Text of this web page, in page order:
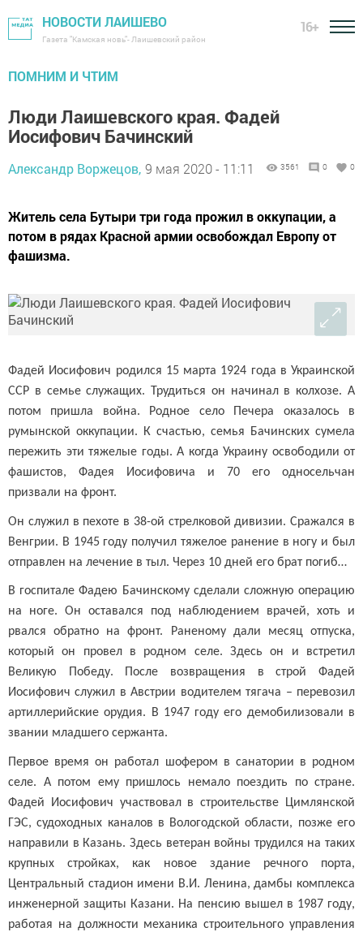
НОВОСТИ ЛАИШЕВО
Газета "Камская новь"- Лаишевский район
16+
ПОМНИМ И ЧТИМ
Люди Лаишевского края. Фадей
Иосифович Бачинский
Александр Воржецов, 9 мая 2020 - 11:11 3561 0 0
Житель села Бутыри три года прожил в оккупации, а
потом в рядах Красной армии освобождал Европу от
фашизма.
Фадей Иосифович родился 15 марта 1924 года в Украинской
ССР в семье служащих. Трудиться он начинал в колхозе. А
потом пришла война. Родное село Печера оказалось в
румынской оккупации. К счастью, семья Бачинских сумела
пережить эти тяжелые годы. А когда Украину освободили от
фашистов, Фадея Иосифовича и 70 его односельчан
призвали на фронт.
Он служил в пехоте в 38-ой стрелковой дивизии. Сражался в
Венгрии. В 1945 году получил тяжелое ранение в ногу и был
отправлен на лечение в тыл. Через 10 дней его брат погиб…
В госпитале Фадею Бачинскому сделали сложную операцию
на ноге. Он оставался под наблюдением врачей, хоть и
рвался обратно на фронт. Раненому дали месяц отпуска,
который он провел в родном селе. Здесь он и встретил
Великую Победу. После возвращения в строй Фадей
Иосифович служил в Австрии водителем тягача – перевозил
артиллерийские орудия. В 1947 году его демобилизовали в
звании младшего сержанта.
Первое время он работал шофером в санатории в родном
селе. А потом ему пришлось немало поездить по стране.
Фадей Иосифович участвовал в строительстве Цимлянской
ГЭС, судоходных каналов в Вологодской области, позже его
направили в Казань. Здесь ветеран войны трудился на таких
крупных стройках, как новое здание речного порта,
Центральный стадион имени В.И. Ленина, дамбы комплекса
инженерной защиты Казани. На пенсию вышел в 1987 году,
работая на должности механика строительного управления